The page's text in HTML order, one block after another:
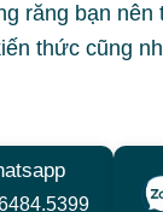
răng bạn
thức cũng